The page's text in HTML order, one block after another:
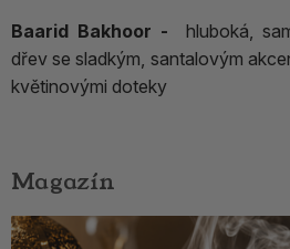
Baarid Bakhoor -
hluboká,
dřev se sladkým, santalovým
květinovými doteky
Magazín